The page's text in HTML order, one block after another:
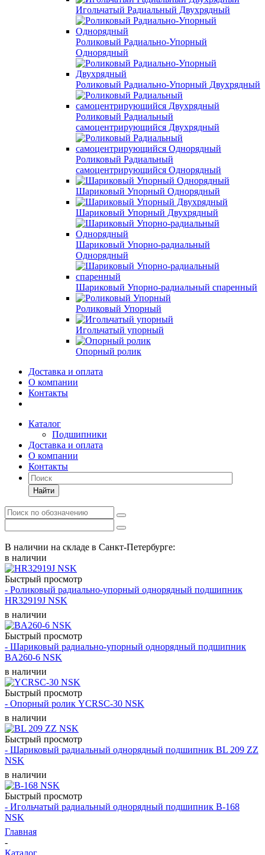
Игольчатый Радиальный Двухрядный
Роликовый Радиально-Упорный
Однорядный
Роликовый Радиально-Упорный Двухрядный
Роликовый Радиальный
самоцентрирующийся Двухрядный
Роликовый Радиальный
самоцентрирующийся Однорядный
Шариковый Упорный Однорядный
Шариковый Упорный Двухрядный
Шариковый Упорно-радиальный
Однорядный
Шариковый Упорно-радиальный спаренный
Роликовый Упорный
Игольчатый упорный
Опорный ролик
Доставка и оплата
О компании
Контакты
Каталог
Подшипники
Доставка и оплата
О компании
Контакты
Найти
В наличии на складе в Санкт-Петербурге:
в наличии
Быстрый просмотр
- Роликовый радиально-упорный однорядный подшипник
HR32919J NSK
в наличии
Быстрый просмотр
- Шариковый радиально-упорный однорядный подшипник
BA260-6 NSK
в наличии
Быстрый просмотр
- Опорный ролик YCRSC-30 NSK
в наличии
Быстрый просмотр
- Шариковый радиальный однорядный подшипник BL 209 ZZ
NSK
в наличии
Быстрый просмотр
- Игольчатый радиальный однорядный подшипник B-168
NSK
Главная
-
Каталог